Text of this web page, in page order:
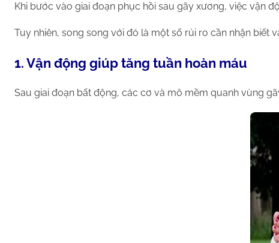
Khi bước vào giai đoạn phục hồi sau gãy xương, việc vận
Tuy nhiên, song song với đó là một số rủi ro cần nhận biết
1. Vận động giúp tăng tuần hoàn máu
Sau giai đoạn bất động, các cơ và mô mềm quanh vùng